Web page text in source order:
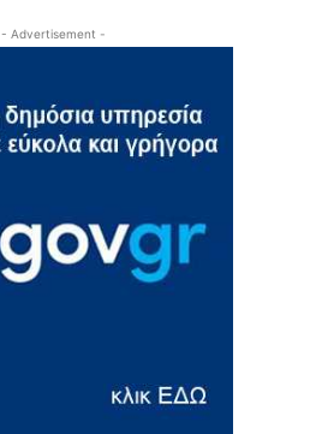
- Advertisement -